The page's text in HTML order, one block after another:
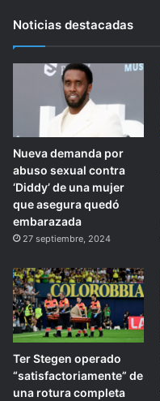
Noticias destacadas
Nueva demanda por
abuso sexual contra
‘Diddy’ de una mujer
que asegura quedó
embarazada
27 septiembre, 2024
Ter Stegen operado
“satisfactoriamente” de
una rotura completa